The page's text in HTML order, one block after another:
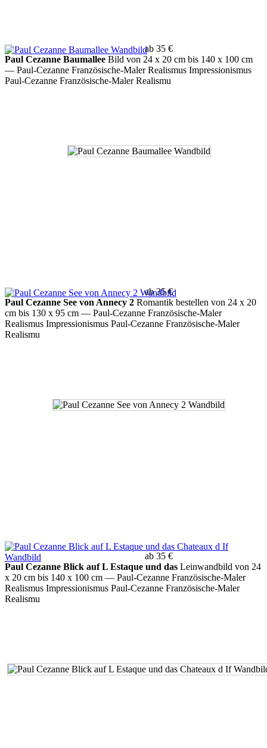
ab 35 €
Paul Cezanne Baumallee Bild von 24 x 20 cm bis 140 x 100 cm
— Paul-Cezanne Französische-Maler Realismus Impressionismus
Paul-Cezanne Französische-Maler Realismu
ab 35 €
Paul Cezanne See von Annecy 2 Romantik bestellen von 24 x 20
cm bis 130 x 95 cm — Paul-Cezanne Französische-Maler
Realismus Impressionismus Paul-Cezanne Französische-Maler
Realismu
ab 35 €
Paul Cezanne Blick auf L Estaque und das Leinwandbild von 24
x 20 cm bis 140 x 100 cm — Paul-Cezanne Französische-Maler
Realismus Impressionismus Paul-Cezanne Französische-Maler
Realismu